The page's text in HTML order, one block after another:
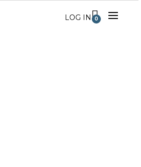
LOG IN 0